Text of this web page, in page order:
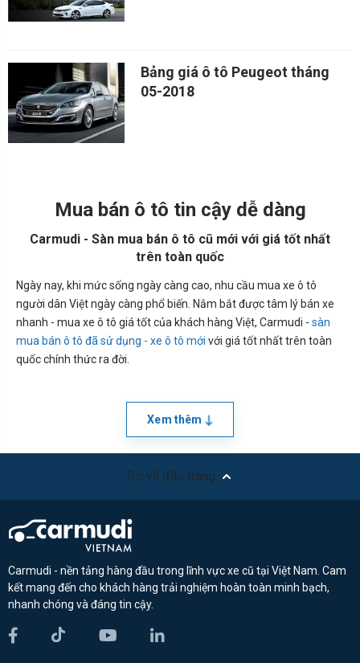
Bảng giá ô tô Peugeot tháng
05-2018
Mua bán ô tô tin cậy dễ dàng
Carmudi - Sàn mua bán ô tô cũ mới với giá tốt nhất
trên toàn quốc
Ngày nay, khi mức sống ngày càng cao, nhu cầu mua xe ô tô
người dân Việt ngày càng phổ biến. Nắm bắt được tâm lý bán xe
nhanh - mua xe ô tô giá tốt của khách hàng Việt, Carmudi - sàn
mua bán ô tô đã sử dụng - xe ô tô mới với giá tốt nhất trên toàn
quốc chính thức ra đời.
Xem thêm
Trở về đầu trang
Carmudi - nền tảng hàng đầu trong lĩnh vực xe cũ tại Việt Nam. Cam
kết mang đến cho khách hàng trải nghiệm hoàn toàn minh bạch,
nhanh chóng và đáng tin cậy.